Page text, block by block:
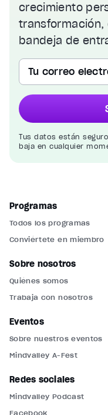
crecimiento
bandeja de
Tu correo
Tus datos están
baja en cualquier
Programas
Todos los programas
Conviértete en miembro
Sobre nosotros
Quiénes somos
Trabaja con nosotros
Eventos
Sobre nuestros eventos
Mindvalley A-Fest
Redes sociales
Mindvalley Podcast
Facebook